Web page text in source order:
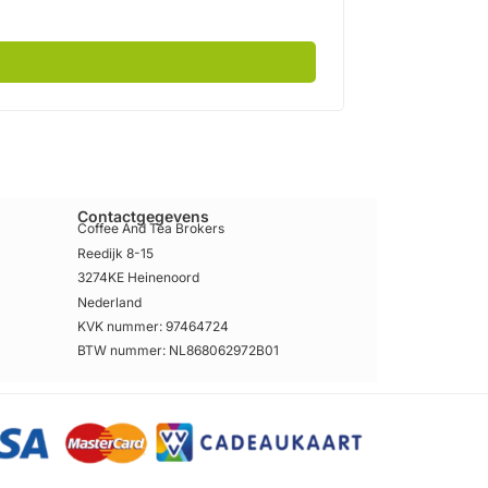
Contactgegevens
Coffee And Tea Brokers
Reedijk 8-15
3274KE Heinenoord
Nederland
KVK nummer: 97464724
BTW nummer: NL868062972B01